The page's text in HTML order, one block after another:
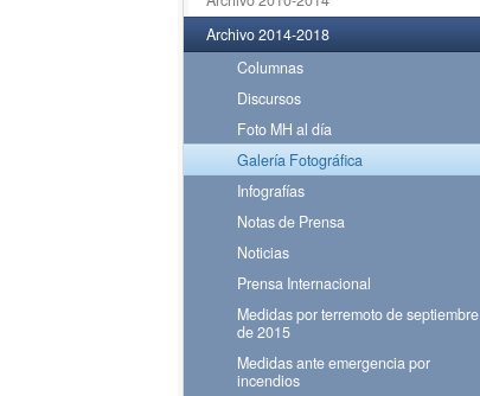
Archivo 2014-2018
Columnas
Discursos
Foto MH al día
Galería Fotográfica
Infografías
Notas de Prensa
Noticias
Prensa Internacional
Medidas por terremoto de septiembre
de 2015
Medidas ante emergencia por
incendios